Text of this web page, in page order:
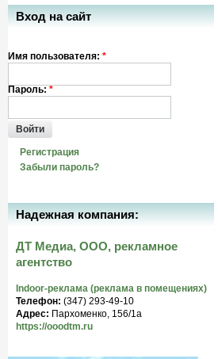
Вход на сайт
Имя пользователя: *
Пароль: *
Войти
Регистрация
Забыли пароль?
Надежная компания:
ДТ Медиа, ООО, рекламное
агентство
Indoor-реклама (реклама в помещениях)
Телефон: (347) 293-49-10
Адрес: Пархоменко, 156/1а
https://ooodtm.ru